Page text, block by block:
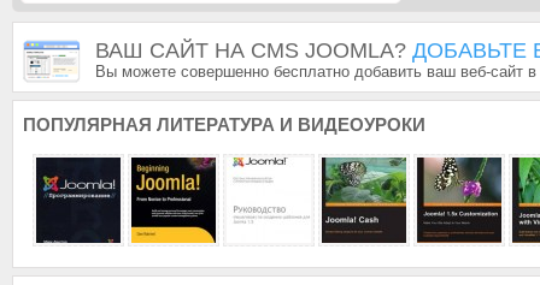
ВАШ САЙТ НА CMS JOOMLA? ДОБАВЬТЕ
Вы можете совершенно бесплатно добавить ваш веб-сайт
ПОПУЛЯРНАЯ ЛИТЕРАТУРА И ВИДЕОУРОКИ